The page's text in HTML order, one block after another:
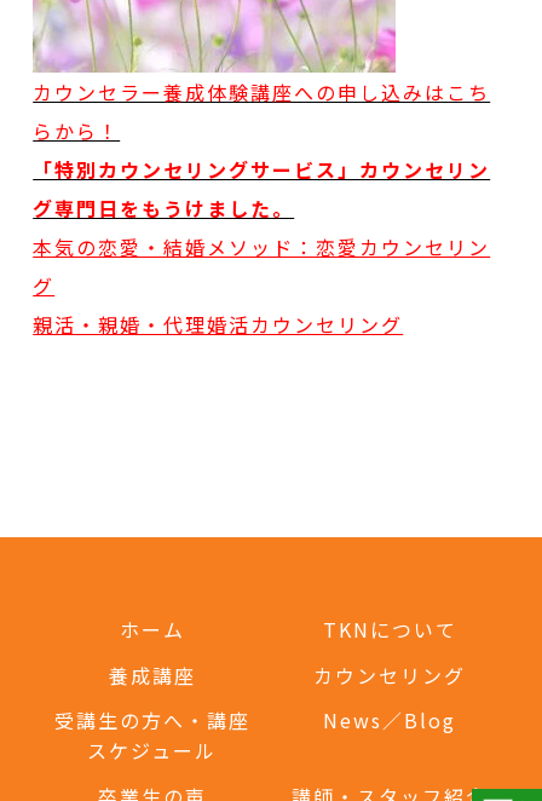
カウンセラー養成体験講座への申し込みはこち
らから！
「特別カウンセリングサービス」カウンセリン
グ専門日をもうけました。
本気の恋愛・結婚メソッド：恋愛カウンセリン
グ
親活・親婚・代理婚活カウンセリング
ホーム
TKNについて
養成講座
カウンセリング
受講生の方へ・講座
スケジュール
News／Blog